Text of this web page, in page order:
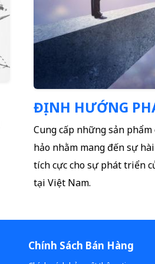
ĐỊNH HƯỚNG
Cung cấp những sản
hảo nhằm mang đến sự
tích cực cho sự phát triển
tại Việt Nam.
Chính Sách Bán Hàng